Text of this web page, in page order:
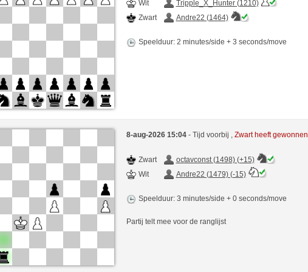
Wit
Tripple_X_Hunter (1210)
Zwart
Andre22 (1464)
Speelduur: 2 minutes/side + 3 seconds/move
8-aug-2026 15:04 - Tijd voorbij , Zwart heeft gewonnen
Zwart
octavconst (1498) (+15)
Wit
Andre22 (1479) (-15)
Speelduur: 3 minutes/side + 0 seconds/move
Partij telt mee voor de ranglijst